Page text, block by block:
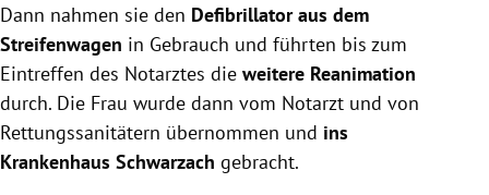
Dann nahmen sie den Defibrillator aus dem
Streifenwagen in Gebrauch und führten bis zum
Eintreffen des Notarztes die weitere Reanimation
durch. Die Frau wurde dann vom Notarzt und von
Rettungssanitätern übernommen und ins
Krankenhaus Schwarzach gebracht.